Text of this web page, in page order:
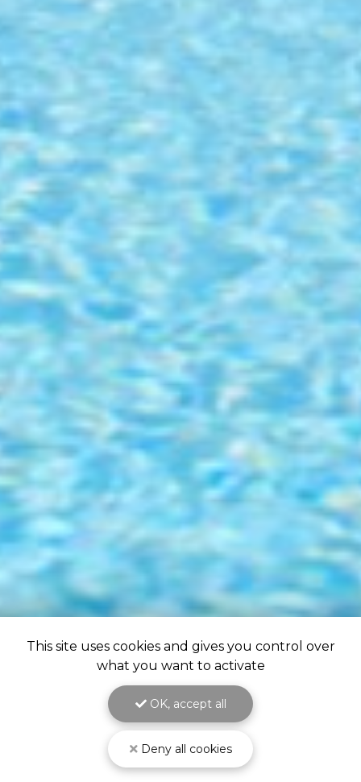
This site uses cookies and gives you control over
what you want to activate
OK, accept all
Deny all cookies